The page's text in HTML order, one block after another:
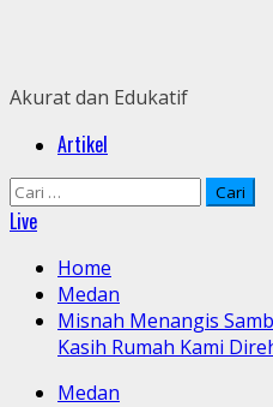
Akurat dan Edukatif
PrimaryArtikel
Cari
untuk:
Live
Home
Medan
Misnah Menangis
Kasih Rumah Kami
Medan